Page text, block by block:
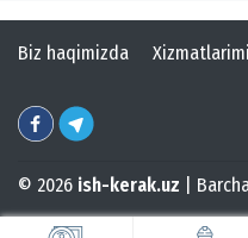
Biz haqimizda
© 2026 ish-kerak.uz |